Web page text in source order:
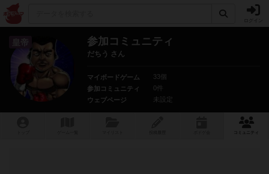
皇帝 参加コミュニティ
だちう さん
マイボードゲーム
33個
参加コミュニティ
0件
ウェブページ
未設定
コミュニティ